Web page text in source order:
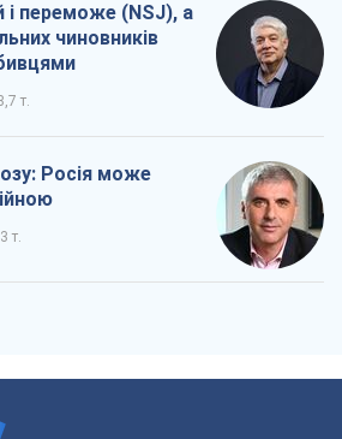
переможе (NSJ), а
чиновників
т.
Росія може
т.